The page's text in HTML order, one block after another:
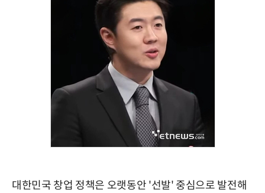
대한민국 창업 정책은 오랫동안 '선발' 중심으로 발전해